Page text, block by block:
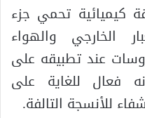
كيميائية تحمي جزء
الخارجي والهواء
عند تطبيقه على
فعال للغاية على
للأنسجة التالفة.